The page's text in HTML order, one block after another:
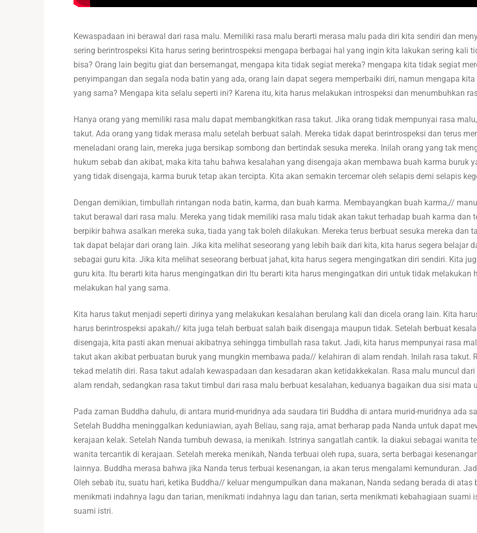
Kewaspadaan ini berawal dari rasa malu. Memiliki rasa malu berarti merasa malu pada diri kita sendiri dan
sering berintrospeksi Kita harus sering berintrospeksi mengapa berbagai hal yang ingin kita lakukan sering kali
bisa? Orang lain begitu giat dan bersemangat, mengapa kita tidak segiat mereka? mengapa kita tidak segiat
penyimpangan dan segala noda batin yang ada, orang lain dapat segera memperbaiki diri, namun mengapa
yang sama? Mengapa kita selalu seperti ini? Karena itu, kita harus melakukan introspeksi dan menumbuhkan
Hanya orang yang memiliki rasa malu dapat membangkitkan rasa takut. Jika orang tidak mempunyai rasa
takut. Ada orang yang tidak merasa malu setelah berbuat salah. Mereka tidak dapat berintrospeksi dan terus
meneladani orang lain, mereka juga bersikap sombong dan bertindak sesuka mereka. Inilah orang yang tak
hukum sebab dan akibat, maka kita tahu bahwa kesalahan yang disengaja akan membawa buah karma buruk
yang tidak disengaja, karma buruk tetap akan tercipta. Kita akan semakin tercemar oleh selapis demi selapis
Dengan demikian, timbullah rintangan noda batin, karma, dan buah karma. Membayangkan buah karma,//
takut berawal dari rasa malu. Mereka yang tidak memiliki rasa malu tidak akan takut terhadap buah karma dan
berpikir bahwa asalkan mereka suka, tiada yang tak boleh dilakukan. Mereka terus berbuat sesuka mereka dan
tak dapat belajar dari orang lain. Jika kita melihat seseorang yang lebih baik dari kita, kita harus segera belajar
sebagai guru kita. Jika kita melihat seseorang berbuat jahat, kita harus segera mengingatkan diri sendiri. Kita
guru kita. Itu berarti kita harus mengingatkan diri Itu berarti kita harus mengingatkan diri untuk tidak melakukan
melakukan hal yang sama.
Kita harus takut menjadi seperti dirinya yang melakukan kesalahan berulang kali dan dicela orang lain. Kita
harus berintrospeksi apakah// kita juga telah berbuat salah baik disengaja maupun tidak. Setelah berbuat
disengaja, kita pasti akan menuai akibatnya sehingga timbullah rasa takut. Jadi, kita harus mempunyai rasa
takut akan akibat perbuatan buruk yang mungkin membawa pada// kelahiran di alam rendah. Inilah rasa takut.
tekad melatih diri. Rasa takut adalah kewaspadaan dan kesadaran akan ketidakkekalan. Rasa malu muncul
alam rendah, sedangkan rasa takut timbul dari rasa malu berbuat kesalahan, keduanya bagaikan dua sisi mata
Pada zaman Buddha dahulu, di antara murid-muridnya ada saudara tiri Buddha di antara murid-muridnya ada
Setelah Buddha meninggalkan keduniawian, ayah Beliau, sang raja, amat berharap pada Nanda untuk dapat
kerajaan kelak. Setelah Nanda tumbuh dewasa, ia menikah. Istrinya sangatlah cantik. Ia diakui sebagai wanita
wanita tercantik di kerajaan. Setelah mereka menikah, Nanda terbuai oleh rupa, suara, serta berbagai
lainnya. Buddha merasa bahwa jika Nanda terus terbuai kesenangan, ia akan terus mengalami kemunduran.
Oleh sebab itu, suatu hari, ketika Buddha// keluar mengumpulkan dana makanan, Nanda sedang berada di
menikmati indahnya lagu dan tarian, menikmati indahnya lagu dan tarian, serta menikmati kebahagiaan suami
suami istri.